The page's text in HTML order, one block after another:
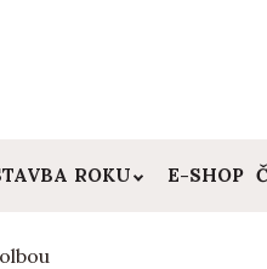
ROKU E-SHOP